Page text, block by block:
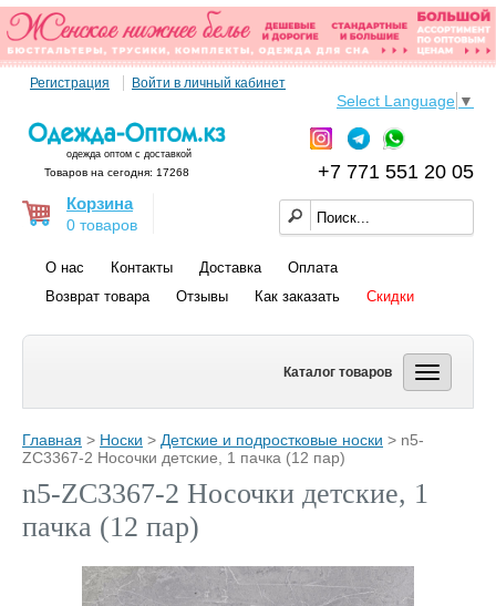
Регистрация Войти в личный кабинет
Select Language ▼
одежда оптом с доставкой
+7 771 551 20 05
Товаров на сегодня: 17268
Корзина
0 товаров
О нас Контакты Доставка
Оплата
Возврат товара
Отзывы Как заказать Скидки
Каталог товаров
Главная > Носки > Детские и подростковые носки > n5-
ZC3367-2 Носочки детские, 1 пачка (12 пар)
n5-ZC3367-2 Носочки детские, 1
пачка (12 пар)